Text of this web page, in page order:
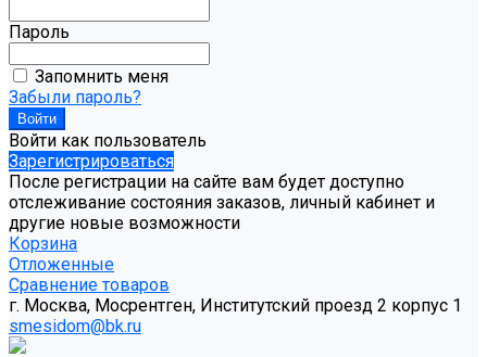
Пароль
Запомнить меня
Забыли пароль?
Войти как пользователь
Зарегистрироваться
После регистрации на сайте вам будет доступно
отслеживание состояния заказов, личный кабинет и
другие новые возможности
Корзина
Отложенные
Сравнение товаров
г. Москва, Мосрентген, Институтский проезд 2 корпус 1
smesidom@bk.ru